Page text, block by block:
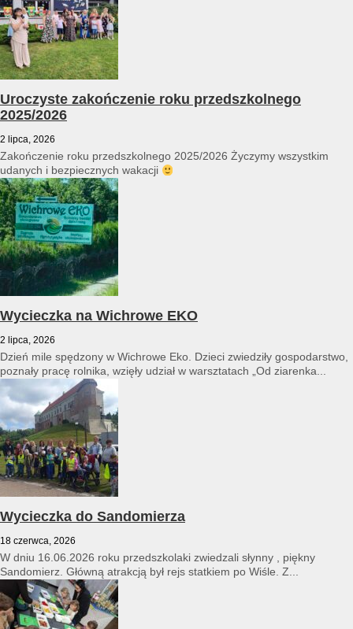
Uroczyste zakończenie roku przedszkolnego
2025/2026
2 lipca, 2026
Zakończenie roku przedszkolnego 2025/2026 Życzymy wszystkim
udanych i bezpiecznych wakacji
Wycieczka na Wichrowe EKO
2 lipca, 2026
Dzień mile spędzony w Wichrowe Eko. Dzieci zwiedziły gospodarstwo,
poznały pracę rolnika, wzięły udział w warsztatach „Od ziarenka...
Wycieczka do Sandomierza
18 czerwca, 2026
W dniu 16.06.2026 roku przedszkolaki zwiedzali słynny , piękny
Sandomierz. Główną atrakcją był rejs statkiem po Wiśle. Z...